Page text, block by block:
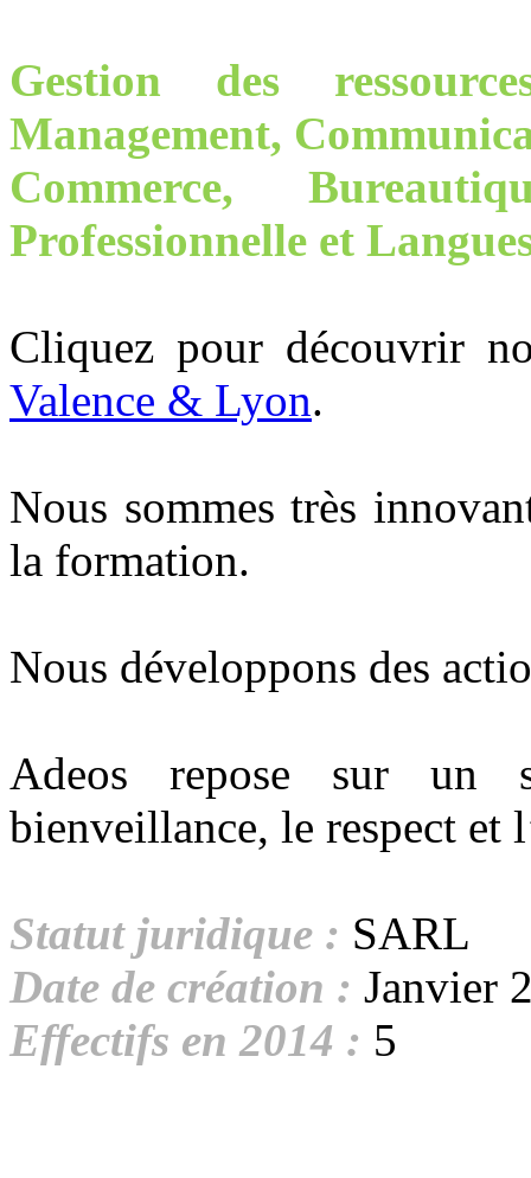
Gestion des
Management,
Commerce,
Professionnelle et
Cliquez pour découvrir
Valence & Lyon.
Nous sommes très
la formation.
Nous développons des
Adeos repose sur un
bienveillance, le respect et
Statut juridique : SARL
Date de création : Janvier
Effectifs en 2014 : 5